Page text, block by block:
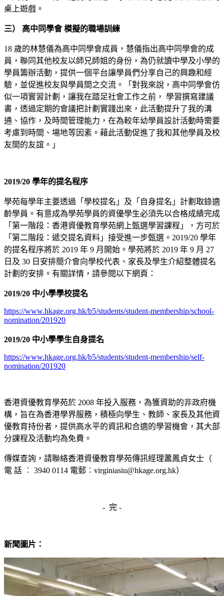
桌上遊戲。
三） 高中同學會 模擬的職場訓練
18 歲的林慧儀為高中同學會成員，慧儀指出高中同學會的成
員，聯同其他校友以師兄師姐的身份，為仍就讀中學及小學的
學員籌辦活動，提供一個平台讓學員們分享自己的興趣和經
驗，並促進校友與學員間之交流。「對我來說，高中同學會仿
似一項實習計劃，讓我在踏足社會工作之前， 學習撰寫建議
書，透過定期的會議把計劃實踐出來，此活動提升了我的溝
通、協作，及時間管理能力，在為較年幼學員設計活動時需要
考慮到時間、場地等因素。藉此活動促進了我和其他學員及校
友間的友誼。」
2019/20 學年的提名程序
學苑每學年主要透過「學校提名」及「自身提名」計劃取錄適
齡學員。有意成為學苑學員的資優學生必須先以合格成績完成
「第一階段：香港資優教育學苑網上甄選學習課程」，方可於
「第二階段：遞交提名資料」接受進一步甄選。2019/20 學年
的提名程序將於 2019 年 9 月開始。學苑將於 2019 年 9 月 27
日及 30 日安排簡介會向學校代表、家長及學生介紹整體提名
計劃的安排。有關詳情，請參閱以下網頁：
2019/20 中小學學校提名
https://www.hkage.org.hk/b5/students/student-membership/school-
nomination/201920
2019/20 中小學學生自身提名
https://www.hkage.org.hk/b5/students/student-membership/self-
nomination/201920
香港資優教育學苑於 2008 年投入服務，為獲資助的非政府機
構，旨在為香港學界服務，積極向學生、教師、家長及其他資
優教育持份者，提供高水平的資訊和合適的學習機會，其大部
分課程及活動均為免費。
傳媒查詢，請聯絡香港資優教育學苑傳訊經理蕭鳳貞女士（
電 話 ︰ 3940 0114 電郵︰ virginiasiu@hkage.org.hk）
- 完 -
新聞圖片：